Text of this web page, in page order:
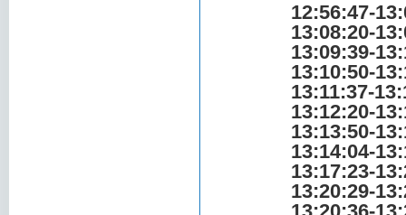
12:56:47-
13:08:20-
13:09:39-
13:10:50-
13:11:37-
13:12:20-
13:13:50-
13:14:04-
13:17:23-
13:20:29-